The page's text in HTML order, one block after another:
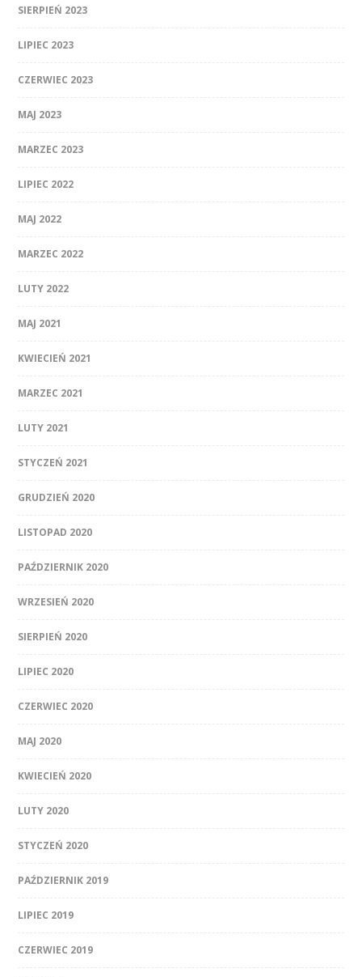
SIERPIEŃ 2023
LIPIEC 2023
CZERWIEC 2023
MAJ 2023
MARZEC 2023
LIPIEC 2022
MAJ 2022
MARZEC 2022
LUTY 2022
MAJ 2021
KWIECIEŃ 2021
MARZEC 2021
LUTY 2021
STYCZEŃ 2021
GRUDZIEŃ 2020
LISTOPAD 2020
PAŹDZIERNIK 2020
WRZESIEŃ 2020
SIERPIEŃ 2020
LIPIEC 2020
CZERWIEC 2020
MAJ 2020
KWIECIEŃ 2020
LUTY 2020
STYCZEŃ 2020
PAŹDZIERNIK 2019
LIPIEC 2019
CZERWIEC 2019